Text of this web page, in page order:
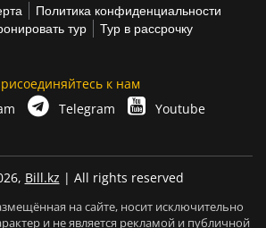
Политика конфиденциальности
тур
Тур в рассрочку
к нам
Telegram Youtube
Bill.kz | All rights reserved
на сайте, носит исключительно
и не является рекламой и публичной